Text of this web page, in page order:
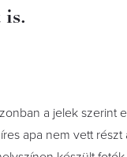
is.
a jelek szerint
apa nem vett részt